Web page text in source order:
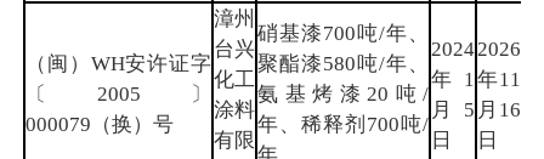
（闽）WH安许证字
〔2005〕
000079（换）号
漳州
台兴
化工
涂料
有限
硝基漆700吨/年、
聚酯漆580吨/年、
氨基烤漆20吨/
年、稀释剂700吨/
2024
年1
月5
日
2026
年11
月16
日